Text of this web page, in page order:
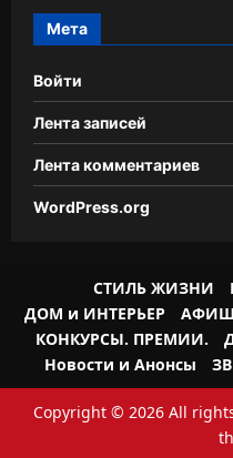
Мета
Войти
Лента записей
Лента комментариев
WordPress.org
СТИЛЬ ЖИЗНИ
ДОМ и ИНТЕРЬЕР
КОНКУРСЫ. ПРЕМИИ.
Новости и Анонсы
Copyright © 2026 All